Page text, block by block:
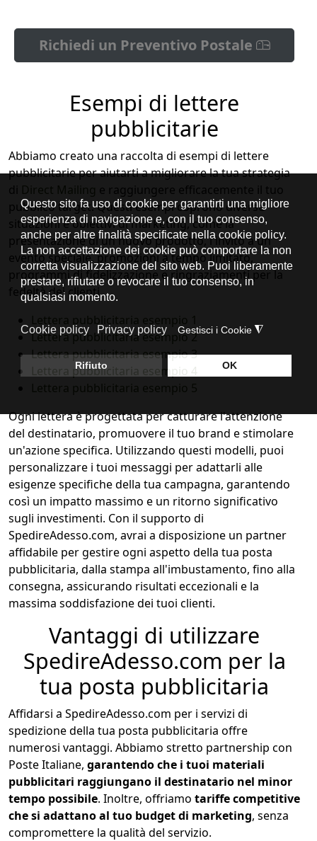
Richiedi un Preventivo Postale
Esempi di lettere
pubblicitarie
Abbiamo creato una raccolta di esempi di lettere
pubblicitarie per aiutarti a migliorare la tua strategia
di Direct Mailing e raggiungere efficacemente il tuo
pubblico target. Questi esempi coprono diverse
situazioni e obiettivi di marketing, come la
presentazione di un nuovo prodotto, l'invito a un
evento speciale, promozioni a tempo limitato,
programmi di fidelizzazione e ringraziamenti per la
fedeltà dei clienti.
Lettera pubblicitaria esempio 1
Lettera pubblicitaria esempio 2
Lettera pubblicitaria esempio 3
Lettera pubblicitaria esempio 4
Lettera pubblicitaria esempio 5
Ogni lettera è progettata per catturare l'attenzione
del destinatario, promuovere il tuo brand e stimolare
un'azione specifica. Utilizzando questi modelli, puoi
personalizzare i tuoi messaggi per adattarli alle
esigenze specifiche della tua campagna, garantendo
così un impatto massimo e un ritorno significativo
sugli investimenti. Con il supporto di
SpedireAdesso.com, avrai a disposizione un partner
affidabile per gestire ogni aspetto della tua posta
pubblicitaria, dalla stampa all'imbustamento, fino alla
consegna, assicurando risultati eccezionali e la
massima soddisfazione dei tuoi clienti.
Vantaggi di utilizzare
SpedireAdesso.com per la
tua posta pubblicitaria
Affidarsi a SpedireAdesso.com per i servizi di
spedizione della tua posta pubblicitaria offre
numerosi vantaggi. Abbiamo stretto partnership con
Poste Italiane, garantendo che i tuoi materiali
pubblicitari raggiungano il destinatario nel minor
tempo possibile. Inoltre, offriamo tariffe competitive
che si adattano al tuo budget di marketing, senza
compromettere la qualità del servizio.